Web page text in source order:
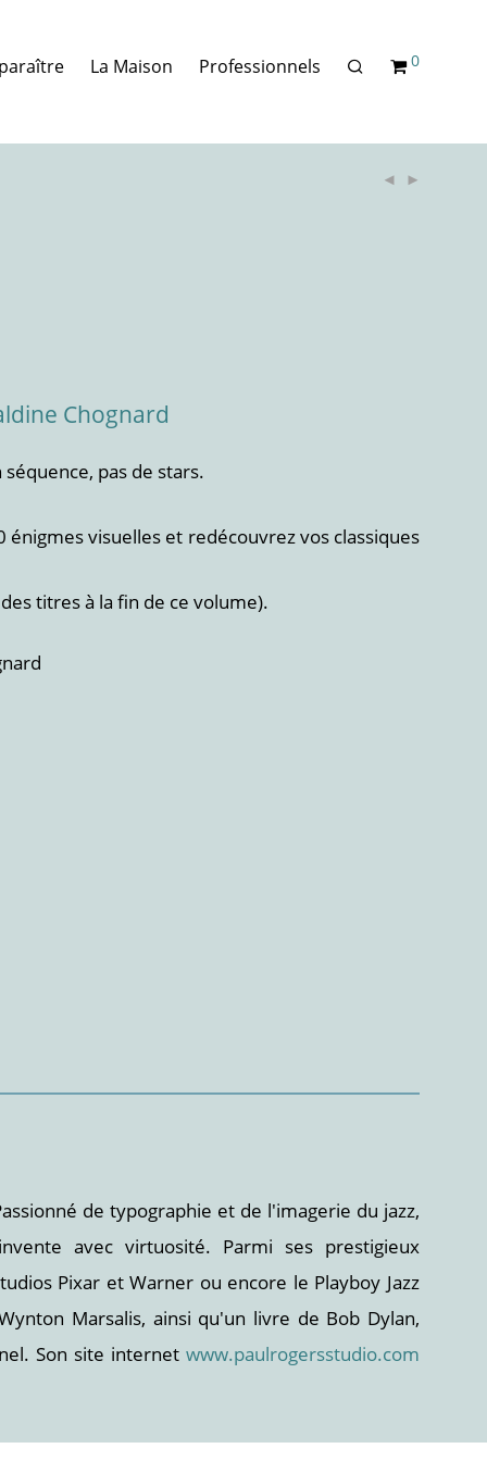
La Maison Professionnels 0
Chognard
pas de stars.
énigmes visuelles et redécouvrez vos classiques
titres à la fin de ce volume).
de typographie et de l'imagerie du jazz,
avec virtuosité. Parmi ses prestigieux
Pixar et Warner ou encore le Playboy Jazz
Marsalis, ainsi qu'un livre de Bob Dylan,
Son site internetwww.paulrogersstudio.com